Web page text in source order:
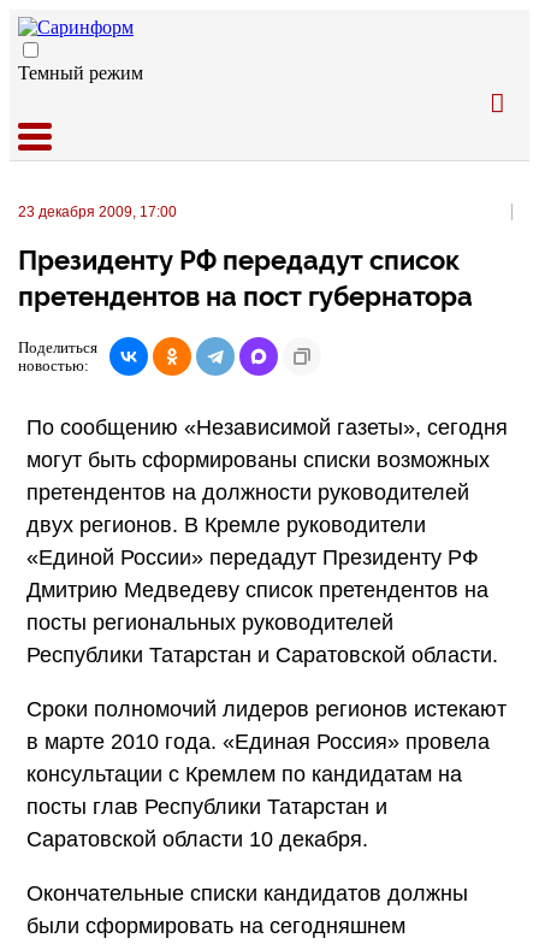
Темный режим
23 декабря 2009, 17:00
Президенту РФ передадут список
претендентов на пост губернатора
Поделиться
новостью:
По сообщению «Независимой газеты», сегодня
могут быть сформированы списки возможных
претендентов на должности руководителей
двух регионов. В Кремле руководители
«Единой России» передадут Президенту РФ
Дмитрию Медведеву список претендентов на
посты региональных руководителей
Республики Татарстан и Саратовской области.
Сроки полномочий лидеров регионов истекают
в марте 2010 года. «Единая Россия» провела
консультации с Кремлем по кандидатам на
посты глав Республики Татарстан и
Саратовской области 10 декабря.
Окончательные списки кандидатов должны
были сформировать на сегодняшнем